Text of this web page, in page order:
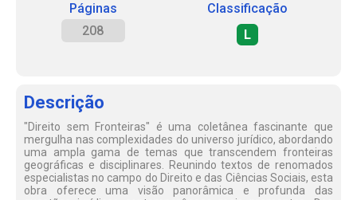
Páginas
208
Classificação
L
Descrição
"Direito sem Fronteiras" é uma coletânea fascinante que
mergulha nas complexidades do universo jurídico, abordando
uma ampla gama de temas que transcendem fronteiras
geográficas e disciplinares. Reunindo textos de renomados
especialistas no campo do Direito e das Ciências Sociais, esta
obra oferece uma visão panorâmica e profunda das